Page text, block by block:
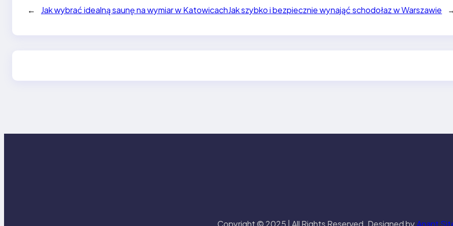
← Jak wybrać idealną saunę na wymiar w KatowicachJak szybko i bezpiecznie wynająć schodołaz w Warszawie
Copyright © 2025 | All Rights Reserved. Designed by Anant